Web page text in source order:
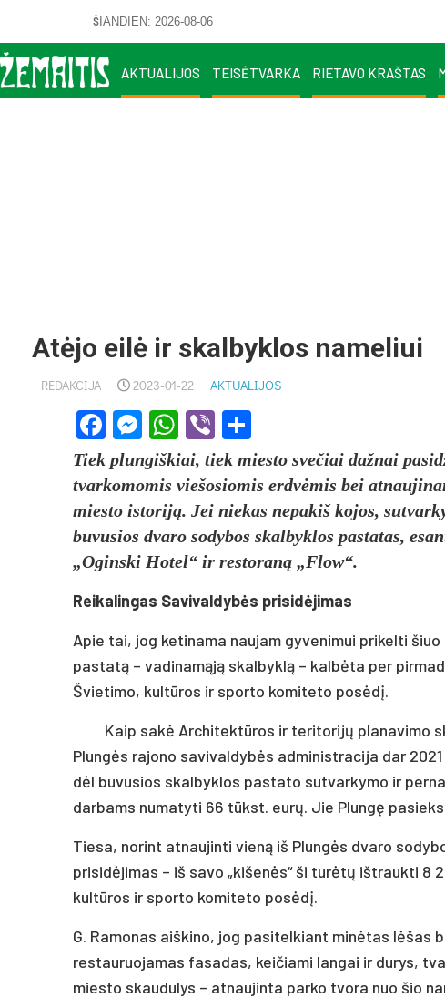
ŠIANDIEN: 2026-08-06
AKTUALIJOS TEISĖTVARKA RIETAVO KRAŠTAS
Atėjo eilė ir skalbyklos nameliui
REDAKCIJA 2023-01-22 AKTUALIJOS
Facebook
Messenger
WhatsApp
Viber
Tiek plungiškiai, tiek miesto svečiai dažnai
tvarkomomis viešosiomis erdvėmis bei
miesto istoriją. Jei niekas nepakiš kojos,
buvusios dvaro sodybos skalbyklos pastatas,
„Oginski Hotel“ ir restoraną „Flow“.
Reikalingas Savivaldybės prisidėjimas
Apie tai, jog ketinama naujam gyvenimui prikelti
pastatą – vadinamąją skalbyklą – kalbėta per
Švietimo, kultūros ir sporto komiteto posėdį.
Kaip sakė Architektūros ir teritorijų planavimo
Plungės rajono savivaldybės administracija dar
dėl buvusios skalbyklos pastato sutvarkymo ir
darbams numatyti 66 tūkst. eurų. Jie Plungę
Tiesa, norint atnaujinti vieną iš Plungės dvaro
prisidėjimas – iš savo „kišenės“ ši turėtų ištraukti
kultūros ir sporto komiteto posėdį.
G. Ramonas aiškino, jog pasitelkiant minėtas lėšas
restauruojamas fasadas, keičiami langai ir durys,
miesto skaudulys – atnaujinta parko tvora nuo šio